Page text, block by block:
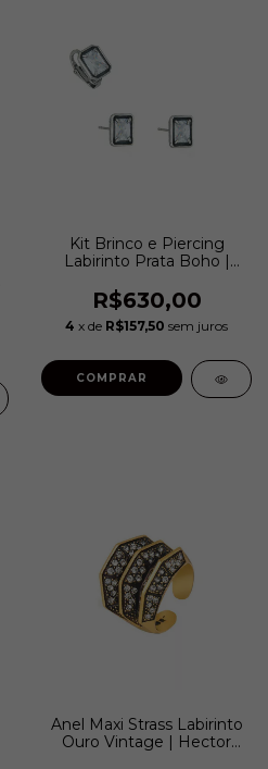
Kit Brinco e Piercing
Labirinto Prata Boho |
R$630,00
4 x de R$157,50 sem juros
Anel Maxi Strass Labirinto
Ouro Vintage | Hector